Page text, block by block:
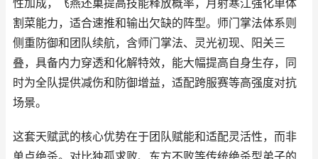
性加成，飞燕还巢提高技能释放概率，月射寒江强化单体
割菜能力，适合速推和输出欠缺的阵型。师门掌法体系则
侧重防御和团队续航，含师门掌法、灵光初现、阳关三
叠，具备内力穿透和化解特效，能大幅提高自身生存，同
时为全队提供减伤和防御增益，适配跨服赛等高强度对抗
场景。
这套天赋武的核心优势在于团队赋能和适配灵活性，而非